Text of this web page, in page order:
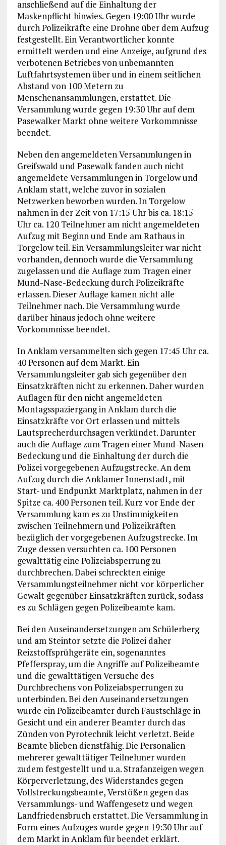
anschließend auf die Einhaltung der
Maskenpflicht hinwies. Gegen 19:00 Uhr wurde
durch Polizeikräfte eine Drohne über dem Aufzug
festgestellt. Ein Verantwortlicher konnte
ermittelt werden und eine Anzeige, aufgrund des
verbotenen Betriebes von unbemannten
Luftfahrtsystemen über und in einem seitlichen
Abstand von 100 Metern zu
Menschenansammlungen, erstattet. Die
Versammlung wurde gegen 19:30 Uhr auf dem
Pasewalker Markt ohne weitere Vorkommnisse
beendet.
Neben den angemeldeten Versammlungen in
Greifswald und Pasewalk fanden auch nicht
angemeldete Versammlungen in Torgelow und
Anklam statt, welche zuvor in sozialen
Netzwerken beworben wurden. In Torgelow
nahmen in der Zeit von 17:15 Uhr bis ca. 18:15
Uhr ca. 120 Teilnehmer am nicht angemeldeten
Aufzug mit Beginn und Ende am Rathaus in
Torgelow teil. Ein Versammlungsleiter war nicht
vorhanden, dennoch wurde die Versammlung
zugelassen und die Auflage zum Tragen einer
Mund-Nase-Bedeckung durch Polizeikräfte
erlassen. Dieser Auflage kamen nicht alle
Teilnehmer nach. Die Versammlung wurde
darüber hinaus jedoch ohne weitere
Vorkommnisse beendet.
In Anklam versammelten sich gegen 17:45 Uhr ca.
40 Personen auf dem Markt. Ein
Versammlungsleiter gab sich gegenüber den
Einsatzkräften nicht zu erkennen. Daher wurden
Auflagen für den nicht angemeldeten
Montagsspaziergang in Anklam durch die
Einsatzkräfte vor Ort erlassen und mittels
Lautsprecherdurchsagen verkündet. Darunter
auch die Auflage zum Tragen einer Mund-Nasen-
Bedeckung und die Einhaltung der durch die
Polizei vorgegebenen Aufzugstrecke. An dem
Aufzug durch die Anklamer Innenstadt, mit
Start- und Endpunkt Marktplatz, nahmen in der
Spitze ca. 400 Personen teil. Kurz vor Ende der
Versammlung kam es zu Unstimmigkeiten
zwischen Teilnehmern und Polizeikräften
bezüglich der vorgegebenen Aufzugstrecke. Im
Zuge dessen versuchten ca. 100 Personen
gewalttätig eine Polizeiabsperrung zu
durchbrechen. Dabei schreckten einige
Versammlungsteilnehmer nicht vor körperlicher
Gewalt gegenüber Einsatzkräften zurück, sodass
es zu Schlägen gegen Polizeibeamte kam.
Bei den Auseinandersetzungen am Schülerberg
und am Steintor setzte die Polizei daher
Reizstoffsprühgeräte ein, sogenanntes
Pfefferspray, um die Angriffe auf Polizeibeamte
und die gewalttätigen Versuche des
Durchbrechens von Polizeiabsperrungen zu
unterbinden. Bei den Auseinandersetzungen
wurde ein Polizeibeamter durch Faustschläge in
Gesicht und ein anderer Beamter durch das
Zünden von Pyrotechnik leicht verletzt. Beide
Beamte blieben dienstfähig. Die Personalien
mehrerer gewalttätiger Teilnehmer wurden
zudem festgestellt und u.a. Strafanzeigen wegen
Körperverletzung, des Widerstandes gegen
Vollstreckungsbeamte, Verstößen gegen das
Versammlungs- und Waffengesetz und wegen
Landfriedensbruch erstattet. Die Versammlung in
Form eines Aufzuges wurde gegen 19:30 Uhr auf
dem Markt in Anklam für beendet erklärt.